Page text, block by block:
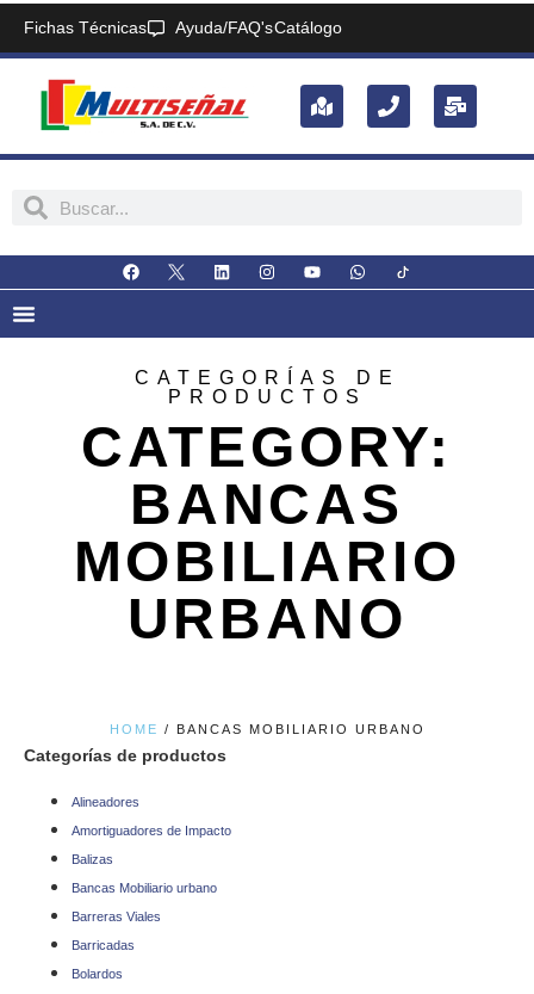
Fichas Técnicas Ayuda/FAQ'sCatálogo
CATEGORÍAS DE
PRODUCTOS
CATEGORY:
BANCAS
MOBILIARIO
URBANO
HOME / BANCAS MOBILIARIO URBANO
Categorías de productos
Alineadores
Amortiguadores de Impacto
Balizas
Bancas Mobiliario urbano
Barreras Viales
Barricadas
Bolardos